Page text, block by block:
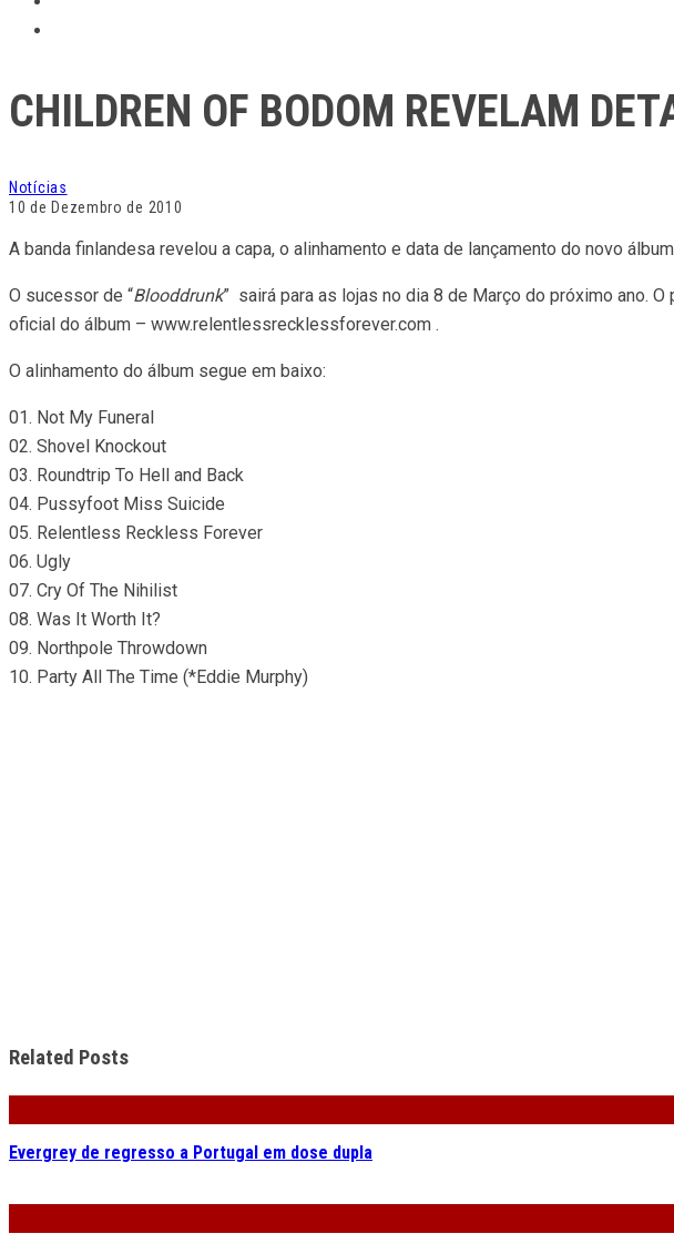
CHILDREN OF BODOM REVELAM
Notícias
10 de Dezembro de 2010
A banda finlandesa revelou a capa, o alinhamento e data de lançamento do novo
O sucessor de “Blooddrunk” sairá para as lojas no dia 8 de Março do próximo ano.
oficial do álbum – www.relentlessrecklessforever.com .
O alinhamento do álbum segue em baixo:
01. Not My Funeral
02. Shovel Knockout
03. Roundtrip To Hell and Back
04. Pussyfoot Miss Suicide
05. Relentless Reckless Forever
06. Ugly
07. Cry Of The Nihilist
08. Was It Worth It?
09. Northpole Throwdown
10. Party All The Time (*Eddie Murphy)
Related Posts
Evergrey de regresso a Portugal em dose dupla